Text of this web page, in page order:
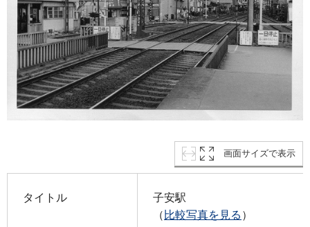
画面サイズで表示
タイトル
子安駅
（ 比較写真を見る ）